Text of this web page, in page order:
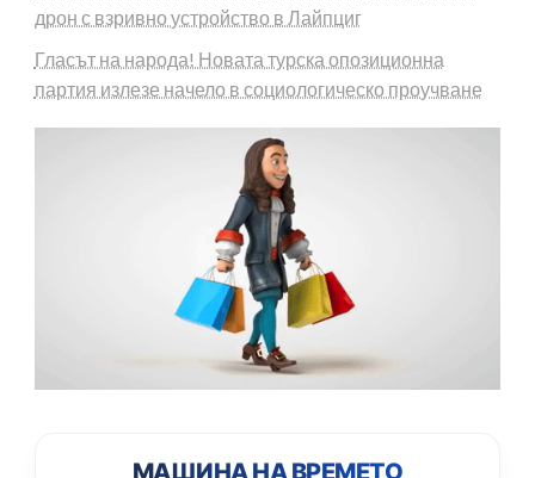
дрон с взривно устройство в Лайпциг
Гласът на народа! Новата турска опозиционна
партия излезе начело в социологическо проучване
МАШИНА НА ВРЕМЕТО